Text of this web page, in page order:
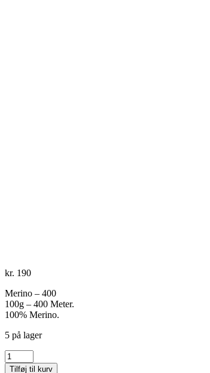
kr. 190
Merino – 400
100g – 400 Meter.
100% Merino.
5 på lager
Summer
Surprise
Tilføj til kurv